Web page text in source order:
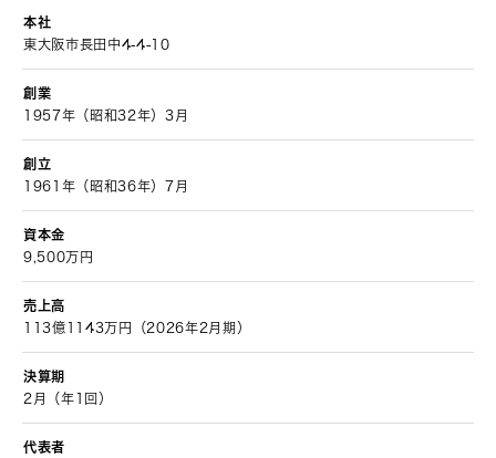
本社
東大阪市長田中4-4-10
創業
1957年（昭和32年）3月
創立
1961年（昭和36年）7月
資本金
9,500万円
売上高
113億1143万円（2026年2月期）
決算期
2月（年1回）
代表者